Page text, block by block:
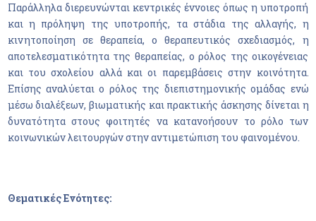
Παράλληλα διερευνώνται κεντρικές έννοιες όπως η υποτροπή
και η πρόληψη της υποτροπής, τα στάδια της αλλαγής, η
κινητοποίηση σε θεραπεία, ο θεραπευτικός σχεδιασμός, η
αποτελεσματικότητα της θεραπείας, ο ρόλος της οικογένειας
και του σχολείου αλλά και οι παρεμβάσεις στην κοινότητα.
Επίσης αναλύεται ο ρόλος της διεπιστημονικής ομάδας ενώ
μέσω διαλέξεων, βιωματικής και πρακτικής άσκησης δίνεται η
δυνατότητα στους φοιτητές να κατανοήσουν το ρόλο των
κοινωνικών λειτουργών στην αντιμετώπιση του φαινομένου.
Θεματικές Ενότητες: